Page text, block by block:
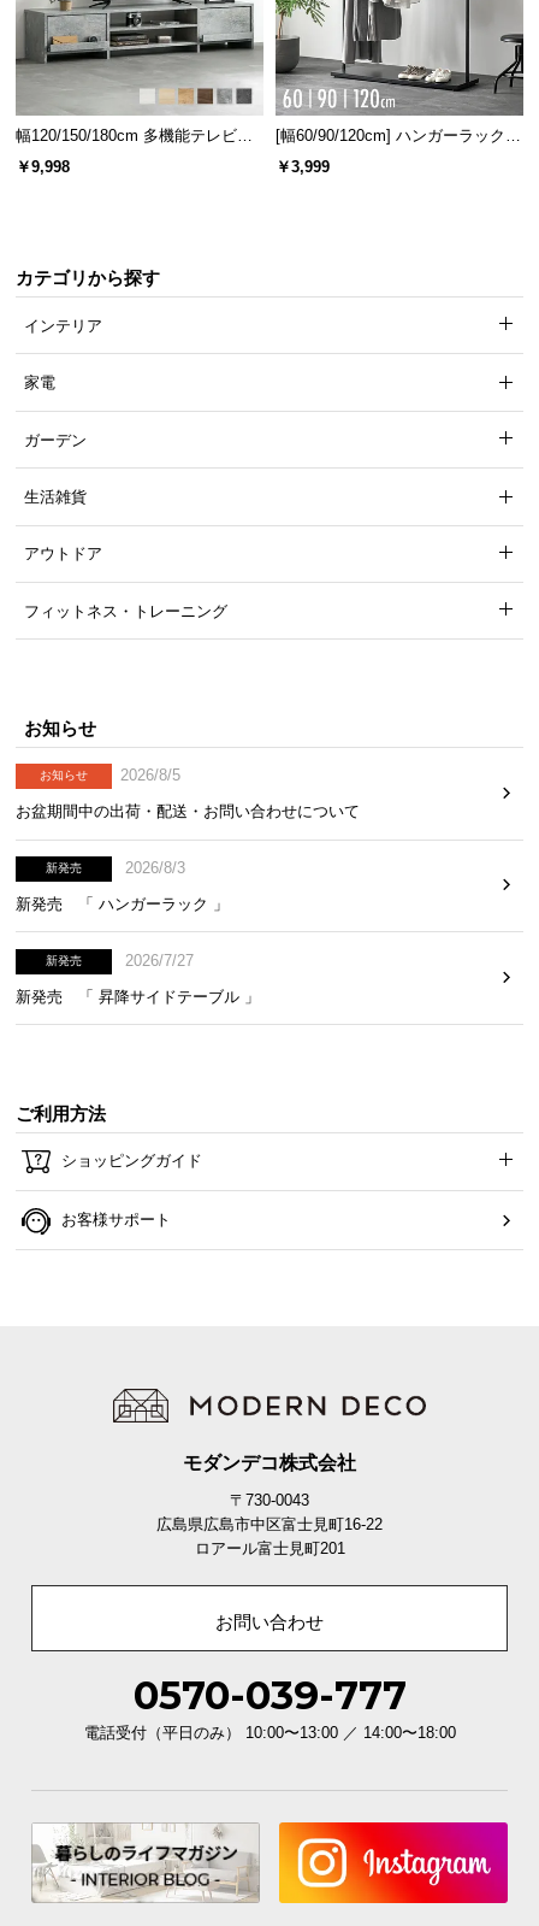
幅120/150/180cm 多機能テレビボ
ード 木目/石目調 オープン収納・
￥9,998
[幅60/90/120cm] ハンガーラック
スチール 4段階高さ調節 サイドフ
￥3,999
カテゴリから探す
インテリア
家電
ガーデン
生活雑貨
アウトドア
フィットネス・トレーニング
お知らせ
お知らせ
2026/8/5
お盆期間中の出荷・配送・お問い合わせについて
新発売
2026/8/3
新発売 「 ハンガーラック 」
新発売
2026/7/27
新発売 「 昇降サイドテーブル 」
ご利用方法
ショッピングガイド
お客様サポート
モダンデコ株式会社
〒730-0043
広島県広島市中区富士見町16-22
ロアール富士見町201
お問い合わせ
0570-039-777
電話受付（平日のみ） 10:00〜13:00 ／ 14:00〜18:00